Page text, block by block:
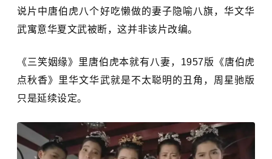
说片中唐伯虎八个好吃懒做的妻子隐喻八旗，华文华
武寓意华夏文武被断，这并非该片改编。
《三笑姻缘》里唐伯虎本就有八妻，1957版《唐伯虎
点秋香》里华文华武就是不太聪明的丑角，周星驰版
只是延续设定。